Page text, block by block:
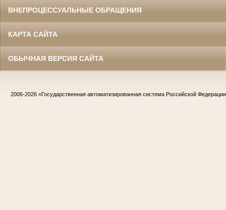
ВНЕПРОЦЕССУАЛЬНЫЕ ОБРАЩЕНИЯ
КАРТА САЙТА
ОБЫЧНАЯ ВЕРСИЯ САЙТА
2006-2026 «Государственная автоматизированная система Российской